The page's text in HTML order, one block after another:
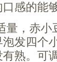
感的能
量，赤小
发四个
熟。可